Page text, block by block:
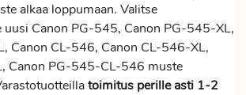
alkaa loppumaan. Valitse
uusi Canon PG-545, Canon PG-545-XL,
Canon CL-546, Canon CL-546-XL,
Canon PG-545-CL-546 muste
toimitus perille asti 1-2